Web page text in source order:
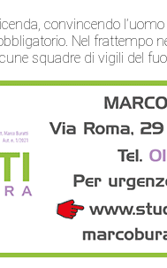
convincendo
Nel frattempo
squadre di vigili del